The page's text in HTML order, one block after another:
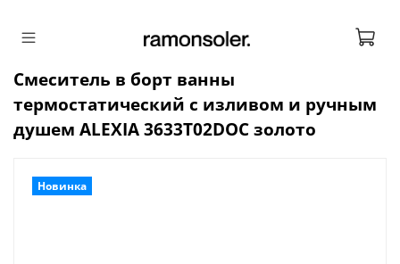
Новинка
Смеситель в борт ванны
термостатический с изливом и ручным
душем ALEXIA 3633T02DOC золото